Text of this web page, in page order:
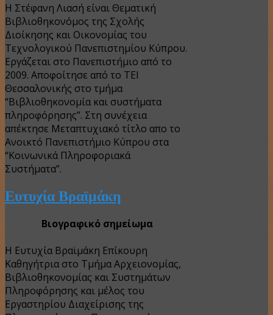
Η Στέφανη Λιασή είναι Θεματική
Βιβλιοθηκονόμος της Σχολής
Διοίκησης και Οικονομίας του
Τεχνολογικού Πανεπιστημίου Κύπρου.
Εργάζεται στο Πανεπιστήμιο από το
2009. Αποφοίτησε από το ΤΕΙ
Θεσσαλονικής στο τμήμα
“Βιβλιοθηκονομία και συστήματα
πληροφόρησης”. Στη συνέχεια
απέκτησε Μεταπτυχιακό τίτλο απο το
Ανοικτό Πανεπιστήμιο Κύπρου στα
“Κοινωνικά Πληροφοριακά
Συστήματα”.
Ευτυχία Βραϊμάκη
Βιογραφικό σημείωμα
Η Ευτυχία Βραϊμάκη Επίκουρη
Καθηγήτρια στο Τμήμα Αρχειονομίας,
Βιβλιοθηκονομίας και Συστημάτων
Πληροφόρησης και μέλος του
Εργαστηρίου Διαχείρισης της